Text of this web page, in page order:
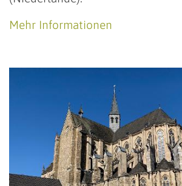
Mehr Informationen